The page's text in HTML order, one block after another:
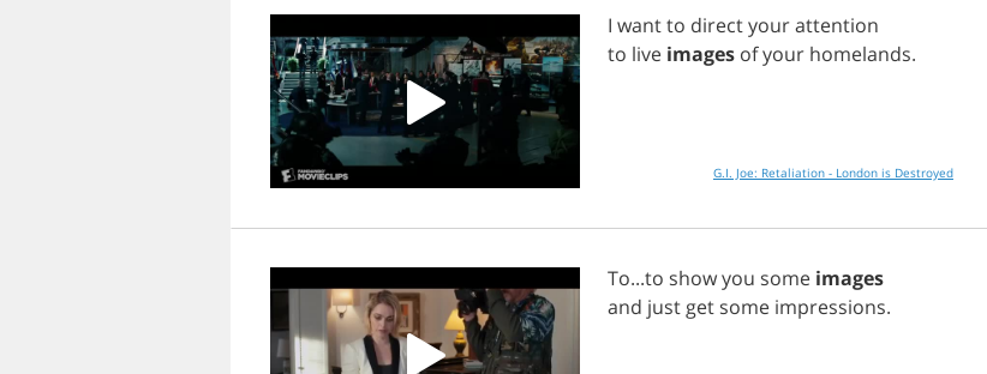
I wantto directyourattention
to live images ofyour homelands.
G.I. Joe: Retaliation - London is Destroyed
To...to showyou some images
and just get some impressions.